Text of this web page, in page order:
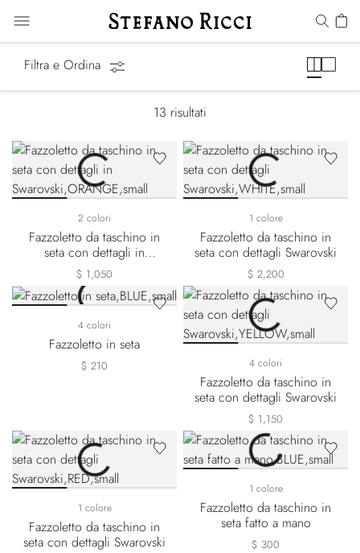
Filtra e Ordina
13 risultati
2 colori
Fazzoletto da taschino in
seta con dettagli in
Swarovski
$ 1,050
1 colore
Fazzoletto da taschino in
seta con dettagli Swarovski
$ 2,200
4 colori
Fazzoletto in seta
$ 210 4 colori
Fazzoletto da taschino in
seta con dettagli Swarovski
$ 1,150
1 colore
Fazzoletto da taschino in
seta con dettagli Swarovski
1 colore
Fazzoletto da taschino in
seta fatto a mano
$ 300